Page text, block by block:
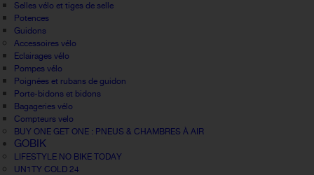
Selles vélo et tiges de selle
Potences
Guidons
Accessoires vélo
Eclairages vélo
Pompes vélo
Poignées et rubans de guidon
Porte-bidons et bidons
Bagageries vélo
Compteurs velo
BUY ONE GET ONE : PNEUS & CHAMBRES À AIR
GOBIK
LIFESTYLE NO BIKE TODAY
UN1TY COLD 24